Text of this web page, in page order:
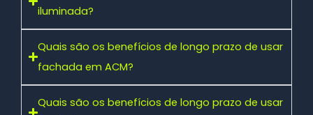
iluminada?
Quais são os benefícios de longo prazo de usar
fachada em ACM?
Quais são os benefícios de longo prazo de usar